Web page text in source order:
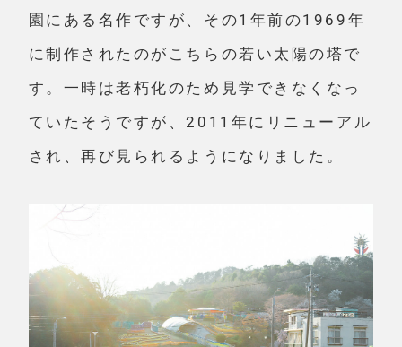
園にある名作ですが、その1年前の1969年
に制作されたのがこちらの若い太陽の塔で
す。一時は老朽化のため見学できなくなっ
ていたそうですが、2011年にリニューアル
され、再び見られるようになりました。